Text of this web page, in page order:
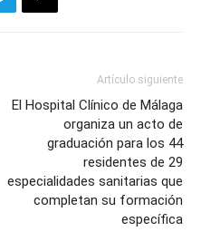
Artículo siguiente
El Hospital Clínico de Málaga
organiza un acto de
graduación para los 44
residentes de 29
especialidades sanitarias que
completan su formación
específica